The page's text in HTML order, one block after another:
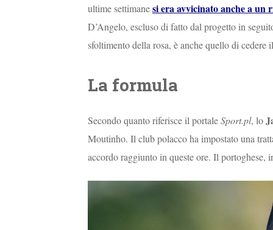
ultime settimanesi era avvicinato anche a
D’Angelo, escluso di fatto dal progetto in
sfoltimento della rosa, è anche quello di
La formula
Secondo quanto riferisce il portaleSport.pl, lo
Moutinho. Il club polacco ha impostato una
accordo raggiunto in queste ore. Il portoghese,